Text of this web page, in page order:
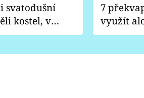
svatodušní
kostel, v
7
využít